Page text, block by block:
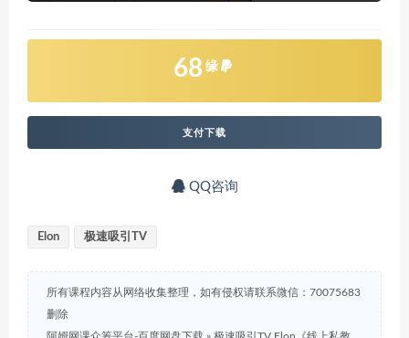
68 缘
支付下载
QQ咨询
Elon 极速吸引TV
所有课程内容从网络收集整理，如有侵权请联系微信：70075683
删除